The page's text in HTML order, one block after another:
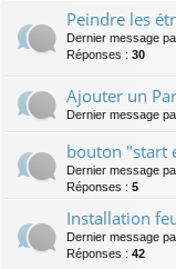
Peindre les
Dernier message
Réponses : 30
Ajouter un
Dernier message
bouton "start
Dernier message
Réponses : 5
Installation
Dernier message
Réponses : 42